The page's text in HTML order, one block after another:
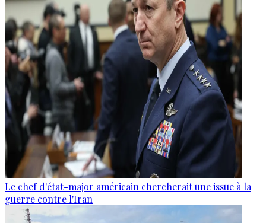
Le chef d'état-major américain chercherait une issue à la
guerre contre l'Iran